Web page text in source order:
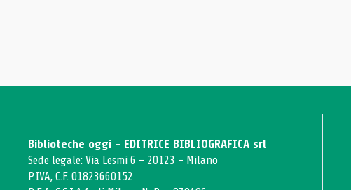
Biblioteche oggi - EDITRICE BIBLIOGRAFICA srl
Sede legale: Via Lesmi 6 - 20123 - Milano
P.IVA, C.F. 01823660152